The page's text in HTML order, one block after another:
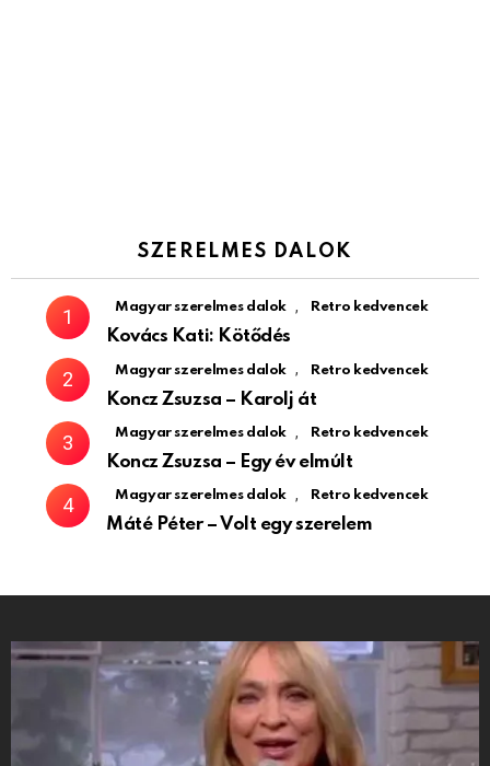
SZERELMES DALOK
Magyar szerelmes dalok , Retro kedvencek
Kovács Kati: Kötődés
Magyar szerelmes dalok , Retro kedvencek
Koncz Zsuzsa – Karolj át
Magyar szerelmes dalok , Retro kedvencek
Koncz Zsuzsa – Egy év elmúlt
Magyar szerelmes dalok , Retro kedvencek
Máté Péter – Volt egy szerelem